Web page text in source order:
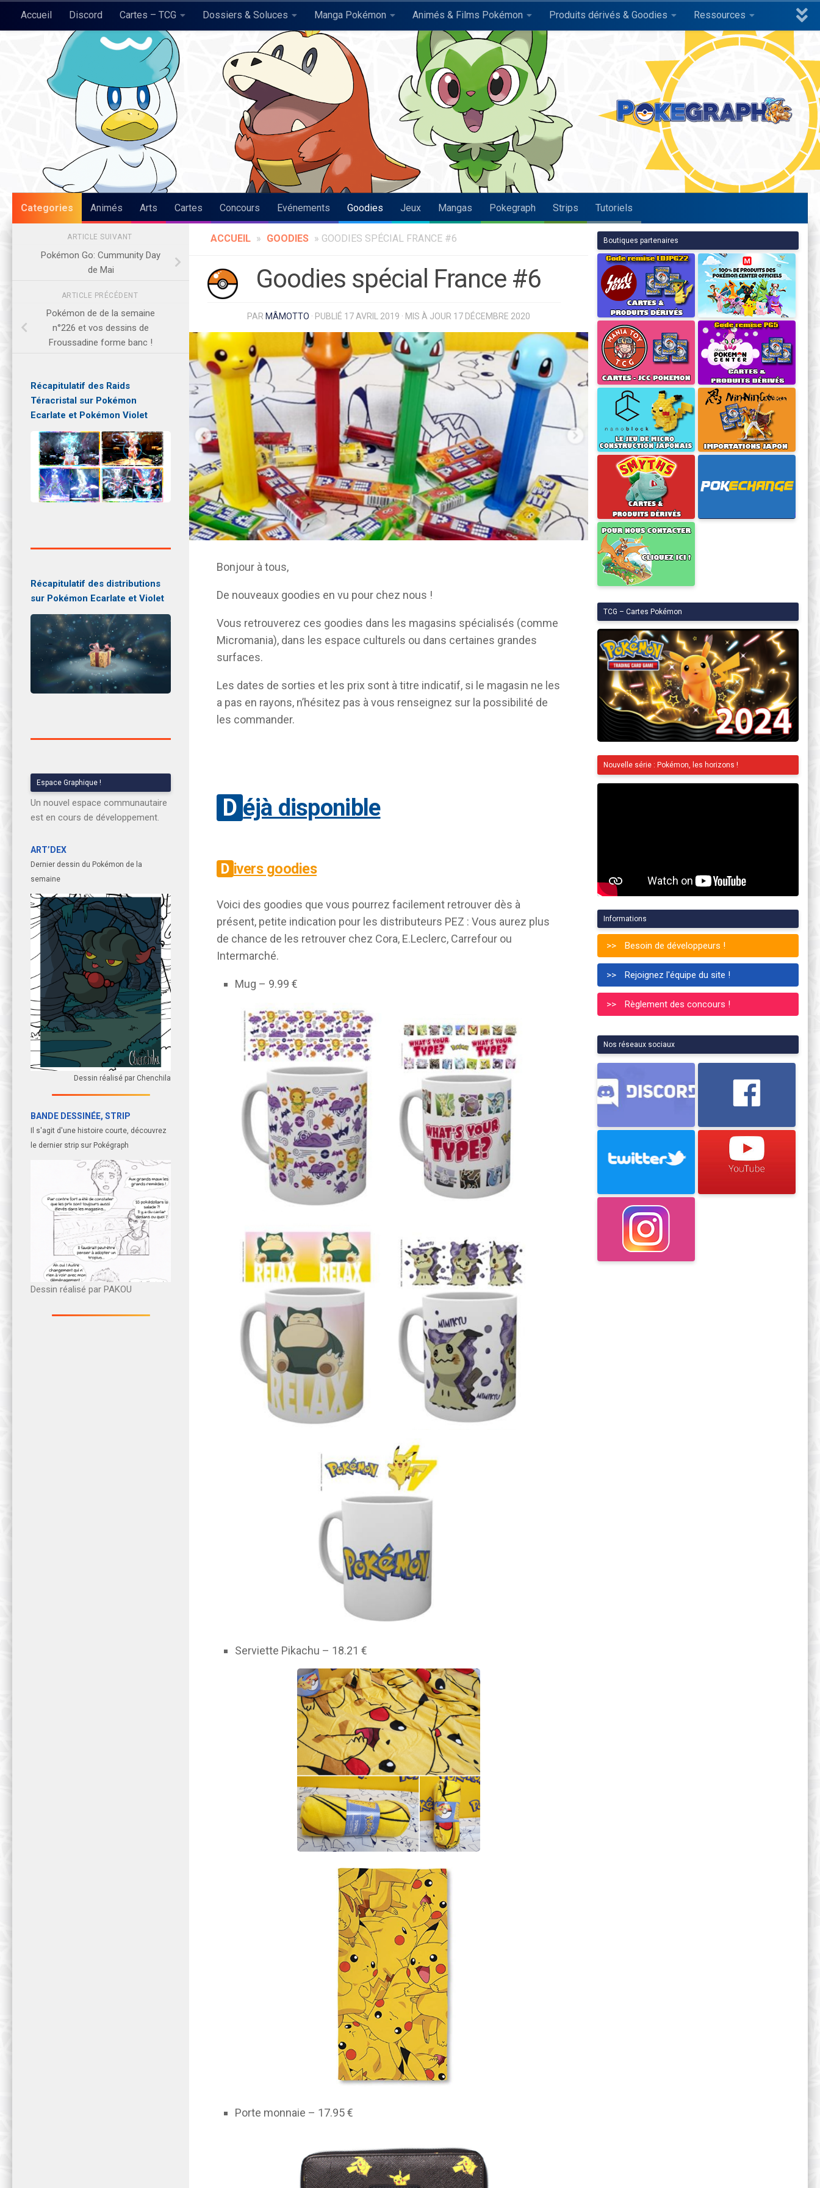
Skip to content
Accueil Discord Cartes – TCG Dossiers & Soluces Manga Pokémon Animés & Films Pokémon Produits dérivés & Goodies Ressources
Pokégraph
Categories Animés Arts Cartes Concours Evénements Goodies Jeux Mangas Pokegraph Strips Tutoriels
ACCUEIL » GOODIES » GOODIES SPÉCIAL FRANCE #6
Goodies spécial France #6
PAR MÂMOTTO · PUBLIÉ 17 AVRIL 2019 · MIS À JOUR 17 DÉCEMBRE 2020
Bonjour à tous,
De nouveaux goodies en vu pour chez nous !
Vous retrouverez ces goodies dans les magasins spécialisés (comme
Micromania), dans les espace culturels ou dans certaines grandes
surfaces.
Les dates de sorties et les prix sont à titre indicatif, si le magasin ne les
a pas en rayons, n’hésitez pas à vous renseignez sur la possibilité de
les commander.
Déjà disponible
Divers goodies
Voici des goodies que vous pourrez facilement retrouver dès à
présent, petite indication pour les distributeurs PEZ : Vous aurez plus
de chance de les retrouver chez Cora, E.Leclerc, Carrefour ou
Intermarché.
Mug – 9.99 €
Serviette Pikachu – 18.21 €
Porte monnaie – 17.95 €
ARTICLE SUIVANT
Pokémon Go: Cummunity Day
de Mai
ARTICLE PRÉCÉDENT
Pokémon de de la semaine
n°226 et vos dessins de
Froussadine forme banc !
Récapitulatif des Raids
Téracristal sur Pokémon
Ecarlate et Pokémon Violet
Récapitulatif des distributions
sur Pokémon Ecarlate et Violet
Espace Graphique !
Un nouvel espace communautaire
est en cours de développement.
ART’DEX
Dernier dessin du Pokémon de la
semaine
Dessin réalisé par Chenchila
BANDE DESSINÉE, STRIP
Il s'agit d'une histoire courte, découvrez
le dernier strip sur Pokégraph
Dessin réalisé par PAKOU
Boutiques partenaires
TCG – Cartes Pokémon
Nouvelle série : Pokémon, les horizons !
Informations
Besoin de développeurs !
Rejoignez l'équipe du site !
Règlement des concours !
Nos réseaux sociaux